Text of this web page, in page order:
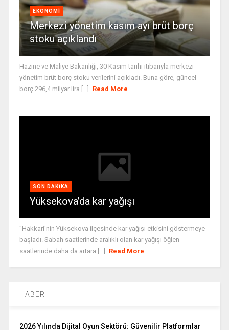
EKONOMI
Merkezi yönetim kasım ayı brüt borç
stoku açıklandı
Hazine ve Maliye Bakanlığı, 30 Kasım tarihi itibarıyla merkezi
yönetim brüt borç stoku verilerini açıkladı. Buna göre, güncel
borç 296,4 milyar lira [...]
Read More
SON DAKIKA
Yüksekova’da kar yağışı
"Hakkari'nin Yüksekova ilçesinde kar yağışı etkisini göstermeye
başladı. Sabah saatlerinde aralıklı olan kar yağışı öğlen
saatlerinde daha da artara [...]
Read More
HABER
2026 Yılında Dijital Oyun Sektörü: Güvenilir Platformlar